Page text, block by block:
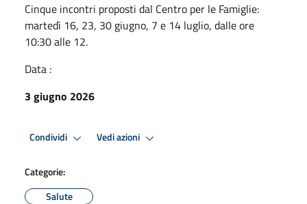
Cinque incontri proposti dal Centro per le Famiglie:
martedì 16, 23, 30 giugno, 7 e 14 luglio, dalle ore
10:30 alle 12.
Data :
3 giugno 2026
Condividi Vedi azioni
Categorie:
Salute